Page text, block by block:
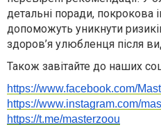
детальні поради, покрокова
допоможуть уникнути
здоров’я улюбленця після
Також завітайте до наших
https://www.facebook.com/
https://www.instagram.com/
https://t.me/masterzoou